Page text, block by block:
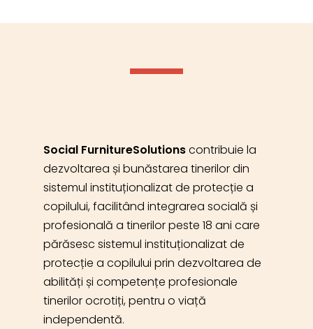
Social FurnitureSolutionscontribuie la
dezvoltarea și bunăstarea tinerilor din
sistemul instituționalizat de protecție a
copilului, facilitând integrarea socială și
profesională a tinerilor peste 18 ani care
părăsesc sistemul instituționalizat de
protecție a copilului prin dezvoltarea de
abilități și competențe profesionale
tinerilor ocrotiți, pentru o viață
independentă.